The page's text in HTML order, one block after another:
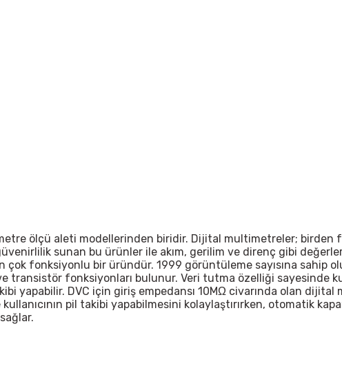
ölçü aleti modellerinden biridir. Dijital multimetreler; birden
sunan bu ürünler ile akım, gerilim ve direnç gibi
fonksiyonlu bir üründür. 1999 görüntüleme sayısına sahip
transistör fonksiyonları bulunur. Veri tutma özelliği sayesinde
yapabilir. DVC için giriş empedansı 10MΩ civarında olan
pil takibi yapabilmesini kolaylaştırırken, otomatik